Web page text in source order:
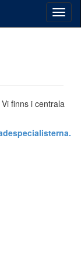
finns i centrala